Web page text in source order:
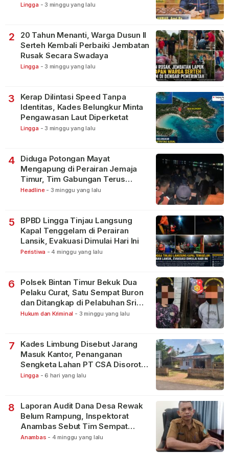
Lingga - 3 minggu yang lalu
2
20 Tahun Menanti, Warga Dusun II
Serteh Kembali Perbaiki Jembatan
Rusak Secara Swadaya
Lingga - 3 minggu yang lalu
3
Kerap Dilintasi Speed Tanpa
Identitas, Kades Belungkur Minta
Pengawasan Laut Diperketat
Lingga - 3 minggu yang lalu
4
Diduga Potongan Mayat
Mengapung di Perairan Jemaja
Timur, Tim Gabungan Terus
Lakukan Pencarian
Headline - 3 minggu yang lalu
5
BPBD Lingga Tinjau Langsung
Kapal Tenggelam di Perairan
Lansik, Evakuasi Dimulai Hari Ini
Peristiwa - 4 minggu yang lalu
6
Polsek Bintan Timur Bekuk Dua
Pelaku Curat, Satu Sempat Buron
dan Ditangkap di Pelabuhan Sri
Bintan Pura
Hukum dan Kriminal - 3 minggu yang lalu
7
Kades Limbung Disebut Jarang
Masuk Kantor, Penanganan
Sengketa Lahan PT CSA Disorot
Warga
Lingga - 6 hari yang lalu
8
Laporan Audit Dana Desa Rewak
Belum Rampung, Inspektorat
Anambas Sebut Tim Sempat
Terbagi Tangani Kasus Lain
Anambas - 4 minggu yang lalu